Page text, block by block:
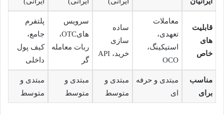
قابلیت
های
خاص
معاملات
تعهدی،
استیکینگ،
OCO
ساده
سازی
خرید، API
سرویس
هایOTC،
ربات معامله
گر
پلتفرم
جامع،
کیف پول
داخلی
مناسب
برای
مبتدی و حرفه
ای
مبتدی و
متوسط
مبتدی و
متوسط
مبتدی و
متوسط